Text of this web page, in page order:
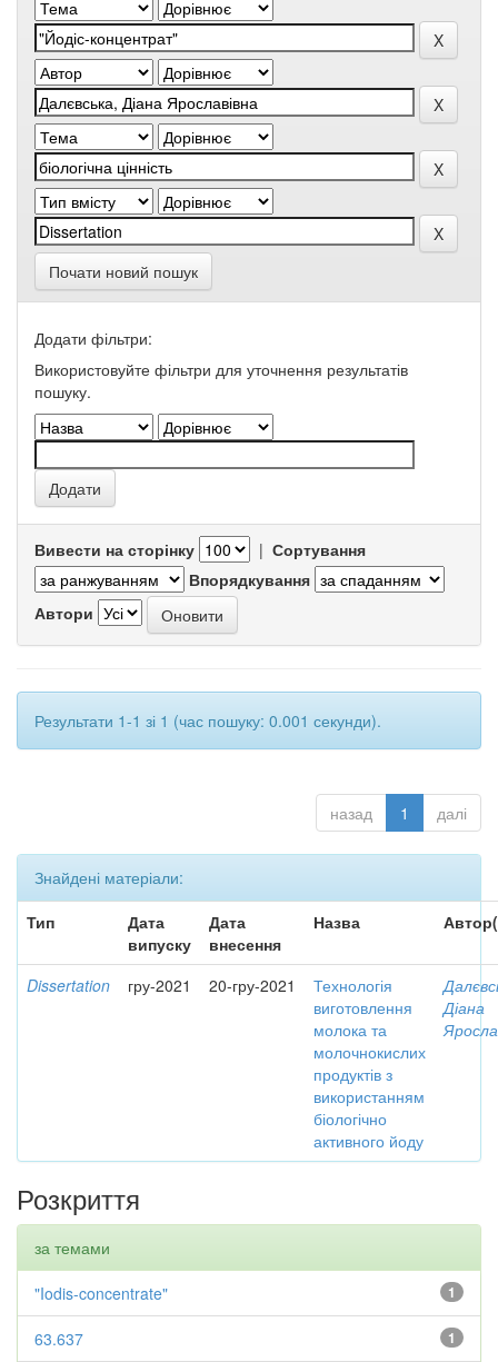
Почати новий пошук
Додати фільтри:
Використовуйте фільтри для уточнення результатів
пошуку.
Вивести на сторінку | Сортування
Впорядкування
Автори
Результати 1-1 зі 1 (час пошуку: 0.001 секунди).
назад 1 далі
Знайдені матеріали:
Тип
Дата
випуску
Дата
внесення
Назва
Dissertation гру-2021 20-гру-2021
Технологія
виготовлення
молока та
молочнокислих
продуктів з
використанням
біологічно
активного йоду
Діана
Розкриття
за темами
1
"Iodis-concentrate"
1
63.637